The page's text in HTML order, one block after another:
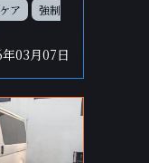
ア
強制
03月07日